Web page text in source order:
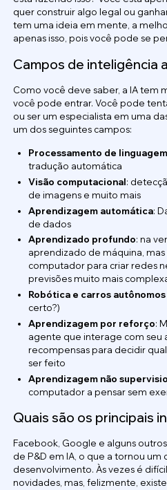
quer construir algo legal ou
tem uma ideia em mente, a
apenas isso, pois você pode se
Campos de inteligência
Como você deve saber, a IA tem
você pode entrar. Você pode
ou ser um especialista em uma
um dos seguintes campos:
Processamento de
tradução automática
Visão computacional:
de imagens e muito mais
Aprendizagem automática:
de dados
Aprendizado profundo: na
aprendizado de máquina,
computador para criar redes
previsões muito mais
Robótica e carros autônomos
certo?)
Aprendizagem por reforço:
agente que interage com seu
recompensas para decidir
ser feito
Aprendizagem não
computador a pensar sem
Quais são os principais
Facebook, Google e alguns
de P&D em IA, o que a tornou
desenvolvimento. Às vezes é
novidades, mas, felizmente,